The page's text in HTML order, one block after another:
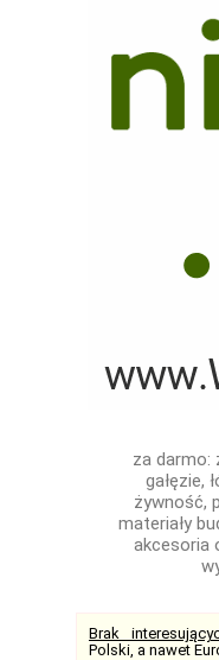
za darmo:
gałęzie,
żywność,
materiały
akcesoria
Brak
Polski, a nawet